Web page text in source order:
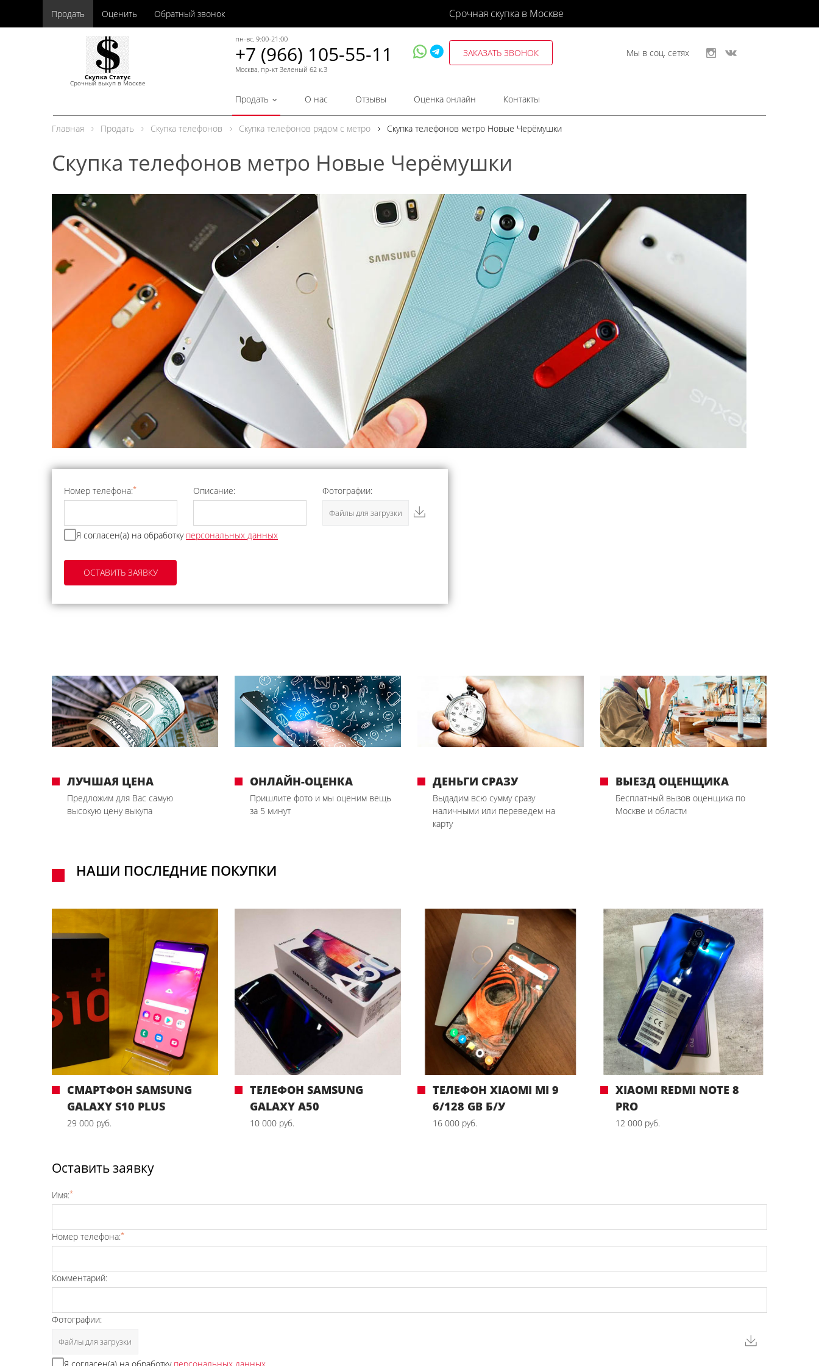
Продать Оценить Обратный звонок Срочная скупка в Москве
Скупка Статус
Срочный выкуп в Москве
пн-вс, 9:00-21:00
+7 (966) 105-55-11
Москва, пр-кт Зеленый 62 к.3
ЗАКАЗАТЬ ЗВОНОК Мы в соц. сетях
Продать О нас Отзывы Оценка онлайн Контакты
Главная Продать Скупка телефонов Скупка телефонов рядом с метро Скупка телефонов метро Новые Черёмушки
Скупка телефонов метро Новые Черёмушки
Номер телефона:* Описание: Фотографии:
Файлы для загрузки
Я согласен(а) на обработку персональных данных
ЛУЧШАЯ ЦЕНА
Предложим для Вас самую
высокую цену выкупа
ОНЛАЙН-ОЦЕНКА
Пришлите фото и мы оценим вещь
за 5 минут
ДЕНЬГИ СРАЗУ
Выдадим всю сумму сразу
наличными или переведем на
карту
ВЫЕЗД ОЦЕНЩИКА
Бесплатный вызов оценщика по
Москве и области
НАШИ ПОСЛЕДНИЕ ПОКУПКИ
СМАРТФОН SAMSUNG
GALAXY S10 PLUS
29 000 руб.
ТЕЛЕФОН SAMSUNG
GALAXY A50
10 000 руб.
ТЕЛЕФОН XIAOMI MI 9
6/128 GB Б/У
16 000 руб.
XIAOMI REDMI NOTE 8
PRO
12 000 руб.
Оставить заявку
Имя:*
Номер телефона:*
Комментарий:
Фотографии:
Файлы для загрузки